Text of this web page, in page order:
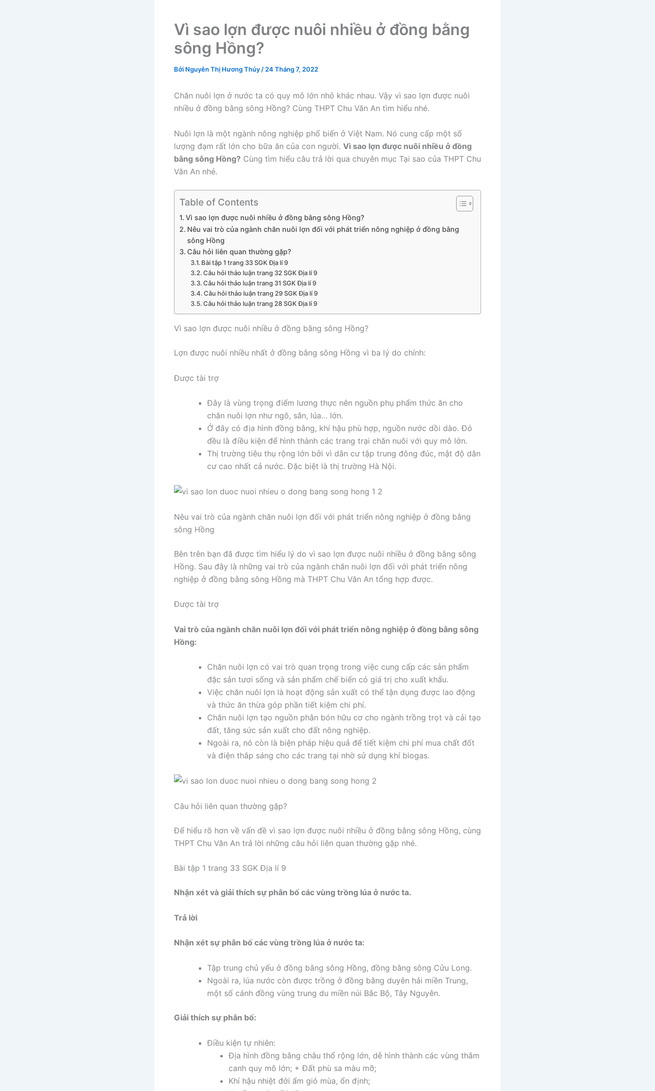
Vì sao lợn được nuôi nhiều ở đồng bằng
sông Hồng?
Bởi Nguyễn Thị Hương Thủy / 24 Tháng 7, 2022
Chăn nuôi lợn ở nước ta có quy mô lớn nhỏ khác nhau. Vậy vì sao lợn được nuôi
nhiều ở đồng bằng sông Hồng? Cùng THPT Chu Văn An tìm hiểu nhé.
Nuôi lợn là một ngành nông nghiệp phổ biến ở Việt Nam. Nó cung cấp một số
lượng đạm rất lớn cho bữa ăn của con người. Vì sao lợn được nuôi nhiều ở đồng
bằng sông Hồng? Cùng tìm hiểu câu trả lời qua chuyên mục Tại sao của THPT Chu
Văn An nhé.
Table of Contents
Vì sao lợn được nuôi nhiều ở đồng bằng sông Hồng?
Nêu vai trò của ngành chăn nuôi lợn đối với phát triển nông nghiệp ở đồng bằng
sông Hồng
Câu hỏi liên quan thường gặp?
Bài tập 1 trang 33 SGK Địa lí 9
Câu hỏi thảo luận trang 32 SGK Địa lí 9
Câu hỏi thảo luận trang 31 SGK Địa lí 9
Câu hỏi thảo luận trang 29 SGK Địa lí 9
Câu hỏi thảo luận trang 28 SGK Địa lí 9
Vì sao lợn được nuôi nhiều ở đồng bằng sông Hồng?
Lợn được nuôi nhiều nhất ở đồng bằng sông Hồng vì ba lý do chính:
Được tài trợ
Đây là vùng trọng điểm lương thực nên nguồn phụ phẩm thức ăn cho
chăn nuôi lợn như ngô, sắn, lúa… lớn.
Ở đây có địa hình đồng bằng, khí hậu phù hợp, nguồn nước dồi dào. Đó
đều là điều kiện để hình thành các trang trại chăn nuôi với quy mô lớn.
Thị trường tiêu thụ rộng lớn bởi vì dân cư tập trung đông đúc, mật độ dân
cư cao nhất cả nước. Đặc biệt là thị trường Hà Nội.
Nêu vai trò của ngành chăn nuôi lợn đối với phát triển nông nghiệp ở đồng bằng
sông Hồng
Bên trên bạn đã được tìm hiểu lý do vì sao lợn được nuôi nhiều ở đồng bằng sông
Hồng. Sau đây là những vai trò của ngành chăn nuôi lợn đối với phát triển nông
nghiệp ở đồng bằng sông Hồng mà THPT Chu Văn An tổng hợp được.
Được tài trợ
Vai trò của ngành chăn nuôi lợn đối với phát triển nông nghiệp ở đồng bằng sông
Hồng:
Chăn nuôi lợn có vai trò quan trọng trong việc cung cấp các sản phẩm
đặc sản tươi sống và sản phẩm chế biến có giá trị cho xuất khẩu.
Việc chăn nuôi lợn là hoạt động sản xuất có thể tận dụng được lao động
và thức ăn thừa góp phần tiết kiệm chi phí.
Chăn nuôi lợn tạo nguồn phân bón hữu cơ cho ngành trồng trọt và cải tạo
đất, tăng sức sản xuất cho đất nông nghiệp.
Ngoài ra, nó còn là biện pháp hiệu quả để tiết kiệm chi phí mua chất đốt
và điện thắp sáng cho các trang tại nhờ sử dụng khí biogas.
Câu hỏi liên quan thường gặp?
Để hiểu rõ hơn về vấn đề vì sao lợn được nuôi nhiều ở đồng bằng sông Hồng, cùng
THPT Chu Văn An trả lời những câu hỏi liên quan thường gặp nhé.
Bài tập 1 trang 33 SGK Địa lí 9
Nhận xét và giải thích sự phân bố các vùng trồng lúa ở nước ta.
Trả lời
Nhận xét sự phân bố các vùng trồng lúa ở nước ta:
Tập trung chủ yếu ở đồng bằng sông Hồng, đồng bằng sông Cửu Long.
Ngoài ra, lúa nước còn được trồng ở đồng bằng duyên hải miền Trung,
một số cánh đồng vùng trung du miền núi Bắc Bộ, Tây Nguyên.
Giải thích sự phân bố:
Điều kiện tự nhiên:
Địa hình đồng bằng châu thổ rộng lớn, dễ hình thành các vùng thâm
canh quy mô lớn; + Đất phù sa màu mỡ;
Khí hậu nhiệt đới ẩm gió mùa, ổn định;